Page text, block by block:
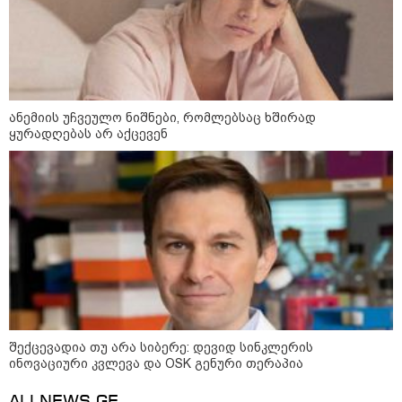
დაარტყეს, არიან დაღუპულები
და დაშავებულები - რა
ინფორმაციას ავრცელებს
ხარკოვის მერი?
"ქართული ოცნება” ხელს
ტერორისტული ქსელების
უკანონო გაფართოებას, თუმცა
მაინც ამერიკას უყენებს
მოთხოვნებს?" - ჯო უილსონი
კატეგორიის ყველა სიახლე
ოკუპირებული ცხინვალის ე.წ.
ანემიის უჩვეულო ნიშნები, რომლებსაც ხშირად
ყურადღებას არ აქცევენ
შექცევადია თუ არა სიბერე: დევიდ სინკლერის
ინოვაციური კვლევა და OSK გენური თერაპია